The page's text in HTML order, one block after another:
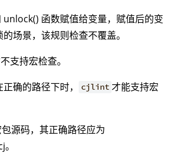
unlock() 函数赋值给变量，赋值后的变
场景，该规则检查不覆盖。
支持宏检查。
确的路径下时，
cjlint 才能支持宏
源码，其正确路径应为